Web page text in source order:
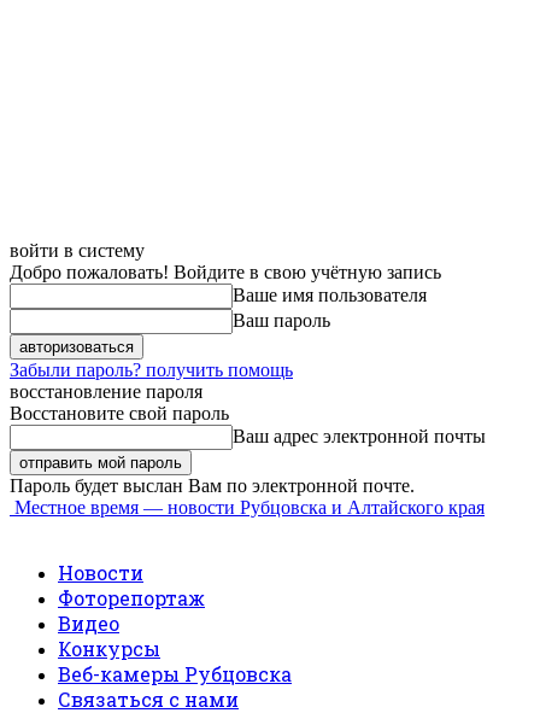
войти в систему
Добро пожаловать! Войдите в свою учётную запись
Ваше имя пользователя
Ваш пароль
Забыли пароль? получить помощь
восстановление пароля
Восстановите свой пароль
Ваш адрес электронной почты
Пароль будет выслан Вам по электронной почте.
Местное время — новости Рубцовска и Алтайского края
Новости
Фоторепортаж
Видео
Конкурсы
Веб-камеры Рубцовска
Связаться с нами